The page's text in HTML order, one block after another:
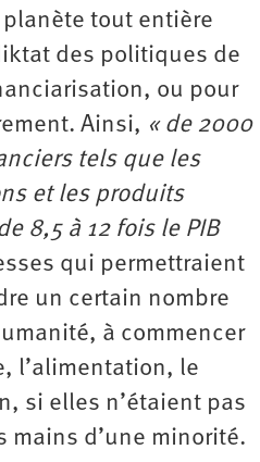
tout entière
des politiques de
ou pour
Ainsi, « de 2000
tels que les
et les produits
8,5 à 12 fois le PIB
qui permettraient
un certain nombre
à commencer
l’alimentation, le
si elles n’étaient pas
mains d’une minorité.